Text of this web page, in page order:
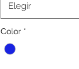
Elegir
Color *